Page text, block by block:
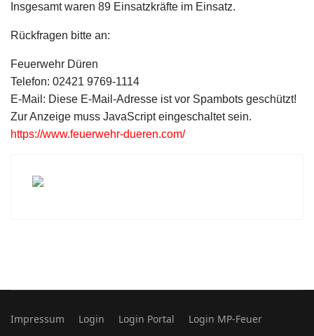
Insgesamt waren 89 Einsatzkräfte im Einsatz.
Rückfragen bitte an:
Feuerwehr Düren
Telefon: 02421 9769-1114
E-Mail: Diese E-Mail-Adresse ist vor Spambots geschützt!
Zur Anzeige muss JavaScript eingeschaltet sein.
https://www.feuerwehr-dueren.com/
Impressum Login Login Portal Login MP-Feuer